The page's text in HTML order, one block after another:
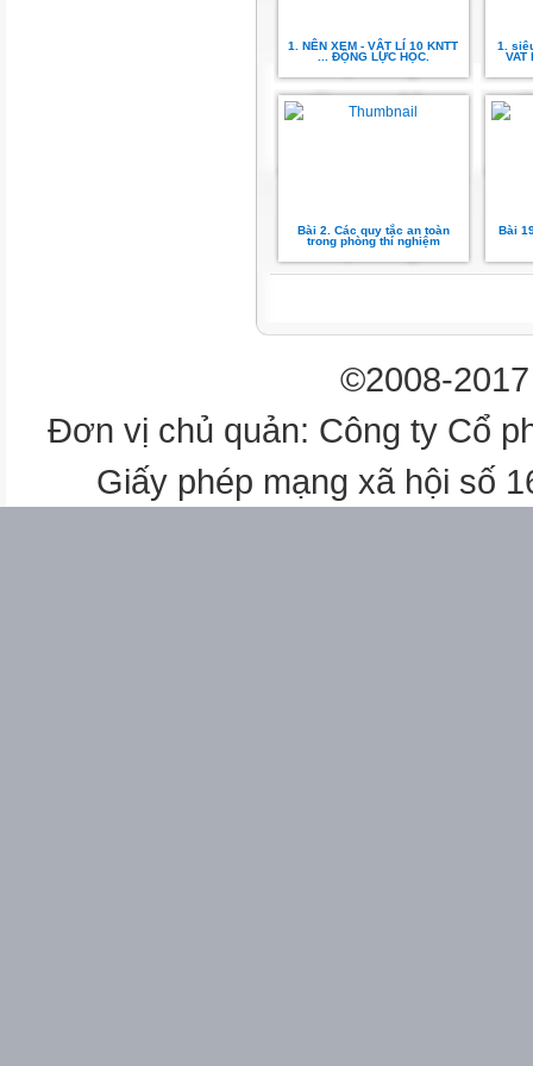
Máy biến áp
Chức năng của hai
Bộ chuyển đổi
Thiết bị biến đổi điện
3
1. NÊN XEM - VẬT LÍ 10 KNTT
... ĐỘNG LỰC HỌC.
1.
VAT
Bài 2. Các quy tắc an toàn
trong phòng thí nghiệm
Bài
©2008-
Đơn vị chủ quản: Công ty Cổ
Giấy phép mạng xã hội số